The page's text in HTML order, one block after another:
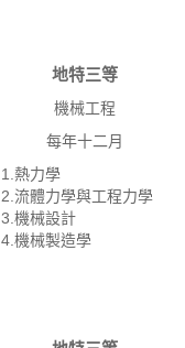
地特三等
機械工程
每年十二月
1.熱力學
2.流體力學與工程力學
3.機械設計
4.機械製造學